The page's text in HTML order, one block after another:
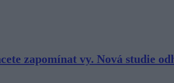
zapomínat vy. Nová studie